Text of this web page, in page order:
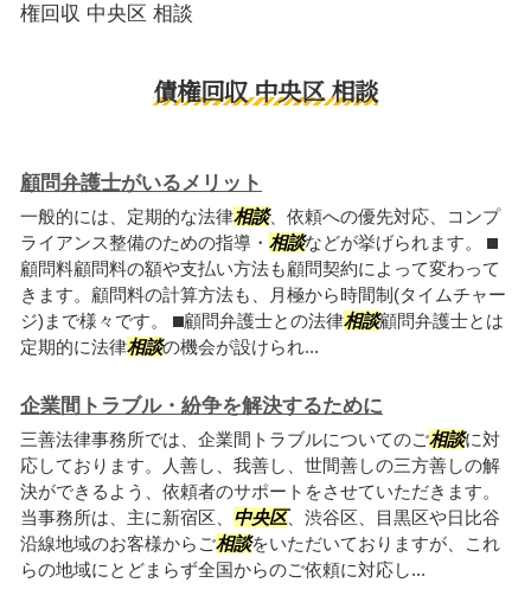
権回収 中央区 相談
債権回収 中央区 相談
顧問弁護士がいるメリット
一般的には、定期的な法律相談、依頼への優先対応、コンプ
ライアンス整備のための指導・ 相談などが挙げられます。 ⬛︎
顧問料顧問料の額や支払い方法も顧問契約によって変わって
きます。顧問料の計算方法も、月極から時間制(タイムチャー
ジ)まで様々です。 ⬛︎顧問弁護士との法律相談顧問弁護士とは
定期的に法律相談の機会が設けられ...
企業間トラブル・紛争を解決するために
三善法律事務所では、企業間トラブルについてのご相談に対
応しております。人善し、我善し、世間善しの三方善しの解
決ができるよう、依頼者のサポートをさせていただきます。
当事務所は、主に新宿区、 中央区、渋谷区、目黒区や日比谷
沿線地域のお客様からご相談をいただいておりますが、これ
らの地域にとどまらず全国からのご依頼に対応し...